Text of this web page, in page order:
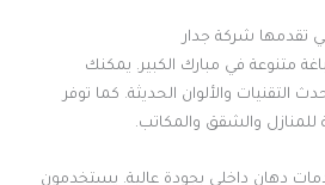
تقدمها شركة جدار
متنوعة في مبارك الكبير. يمكنك
والألوان الحديثة. كما توفر
للمنازل والشقق والمكاتب.
دهان داخلي بجودة عالية. يستخدمون